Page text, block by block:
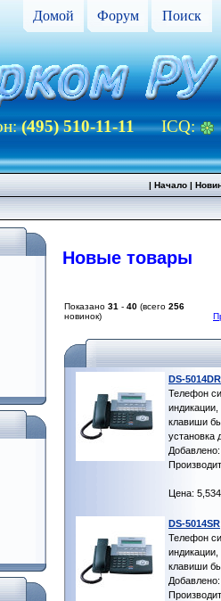
Домой Форум Поиск
(495) 510-11-11ICQ:
| Начало|
Новые товары
Показано 31 - 40 (всего 256
новинок)
DS-5014DR
Телефон
клавиши
установка
Цена:
DS-5014SR
Телефон
клавиши